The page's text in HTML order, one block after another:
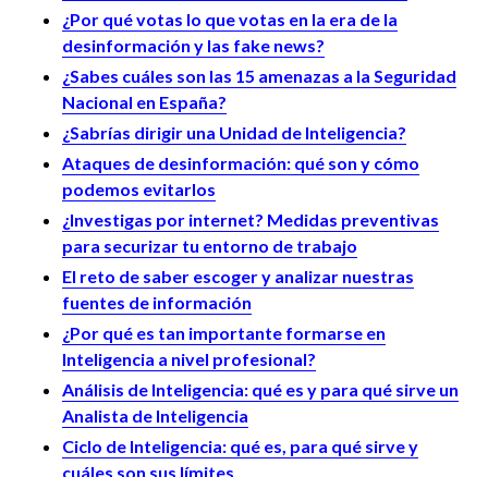
¿Por qué votas lo que votas en la era de la
desinformación y las fake news?
¿Sabes cuáles son las 15 amenazas a la Seguridad
Nacional en España?
¿Sabrías dirigir una Unidad de Inteligencia?
Ataques de desinformación: qué son y cómo
podemos evitarlos
¿Investigas por internet? Medidas preventivas
para securizar tu entorno de trabajo
El reto de saber escoger y analizar nuestras
fuentes de información
¿Por qué es tan importante formarse en
Inteligencia a nivel profesional?
Análisis de Inteligencia: qué es y para qué sirve un
Analista de Inteligencia
Ciclo de Inteligencia: qué es, para qué sirve y
cuáles son sus límites